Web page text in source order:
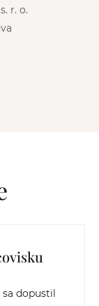
r. o.
dopustil